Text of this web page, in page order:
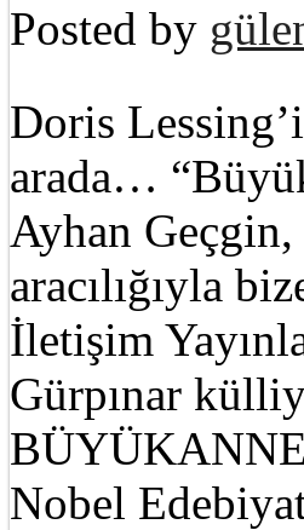
Posted by
Doris
arada…
Ayhan Geçgin,
aracılığıyla
İletişim
Gürpınar
Nobel